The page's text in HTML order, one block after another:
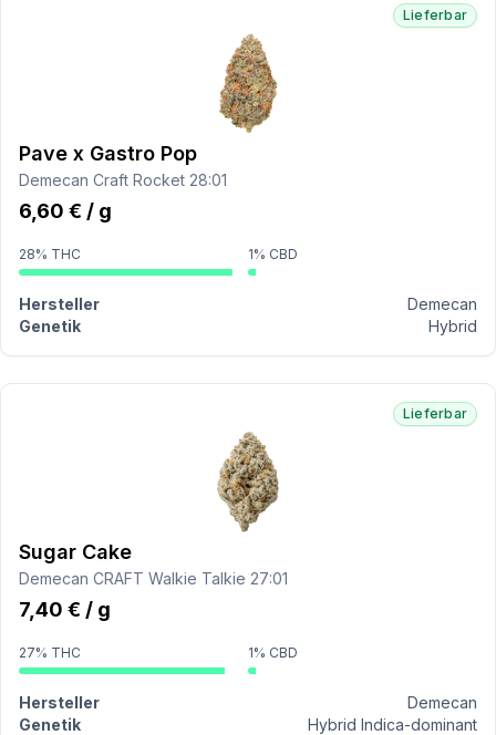
Lieferbar
Pave x Gastro Pop
Demecan Craft Rocket 28:01
6,60 € / g
28% THC 1% CBD
Hersteller
Demecan
Genetik
Hybrid
Lieferbar
Sugar Cake
Demecan CRAFT Walkie Talkie 27:01
7,40 € / g
27% THC 1% CBD
Hersteller
Demecan
Genetik
Hybrid Indica-dominant